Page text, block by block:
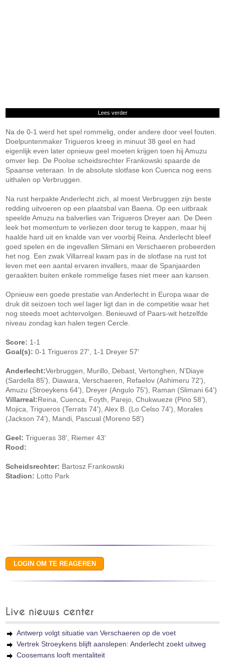
Lees verder
Na de 0-1 werd het spel rommelig, onder andere door veel fouten.
Doelpuntenmaker Trigueros kreeg in minuut 38 geel en had
eigenlijk even later opnieuw geel moeten krijgen toen hij Amuzu
omver liep. De Poolse scheidsrechter Frankowski spaarde de
Spaanse veteraan. In de absolute slotfase kon Cuenca nog eens
uithalen op Verbruggen.
Na rust herpakte Anderlecht zich, al moest Verbruggen zijn beste
redding uitvoeren op een plaatsbal van Baena. Op een uitbraak
speelde Amuzu na balverlies van Trigueros Dreyer aan. De Deen
leek het momentum te verliezen door terug te kappen, maar hij
haalde hard uit en knalde van ver voorbij Reina. Anderlecht bleef
goed spelen en de ingevallen Slimani en Verschaeren probeerden
het nog. Een zwak Villarreal kwam pas in de slotfase na rust tot
leven met een aantal ervaren invallers, maar de Spanjaarden
geraakten buiten enkele rommelige fases niet meer aan kansen.
Opnieuw een goede prestatie van Anderlecht in Europa waar de
druk dit seizoen toch wel lager ligt dan in de competitie waar het
nog steeds moet achtervolgen. Benieuwd of Paars-wit hetzelfde
niveau zondag kan halen tegen Cercle.
Score: 1-1
Goal(s): 0-1 Trigueros 27', 1-1 Dreyer 57'
Anderlecht:Verbruggen, Murillo, Debast, Vertonghen, N'Diaye
(Sardella 85'), Diawara, Verschaeren, Refaelov (Ashimeru 72'),
Amuzu (Stroeykens 64'), Dreyer (Angulo 75'), Raman (Slimani 64')
Villarreal:Reina, Cuenca, Foyth, Parejo, Chukwueze (Pino 58'),
Mojica, Trigueros (Terrats 74'), Alex B. (Lo Celso 74'), Morales
(Jackson 74'), Mandi, Pascual (Moreno 58')
Geel: Trigueras 38', Riemer 43'
Rood:
Scheidsrechter: Bartosz Frankowski
Stadion: Lotto Park
Live nieuws center
Antwerp volgt situatie van Verschaeren op de voet
Vertrek Stroeykens blijft aanslepen: Anderlecht zoekt uitweg
Coosemans looft mentaliteit